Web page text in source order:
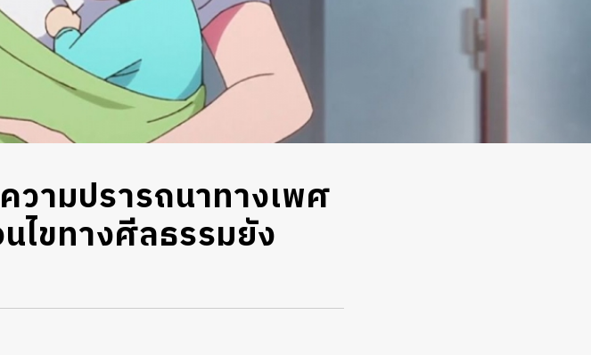
วามปรารถนาทางเพศ
นไขทางศีลธรรมยัง